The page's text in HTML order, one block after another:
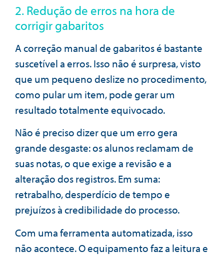
2. Redução de erros na hora de
corrigir gabaritos
A correção manual de gabaritos é bastante
suscetível a erros. Isso não é surpresa, visto
que um pequeno deslize no procedimento,
como pular um item, pode gerar um
resultado totalmente equivocado.
Não é preciso dizer que um erro gera
grande desgaste: os alunos reclamam de
suas notas, o que exige a revisão e a
alteração dos registros. Em suma:
retrabalho, desperdício de tempo e
prejuízos à credibilidade do processo.
Com uma ferramenta automatizada, isso
não acontece. O equipamento faz a leitura e